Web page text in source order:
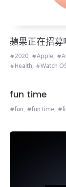
蘋果正在招
2020, Apple,
Health, Watch
fun time
fun, fun time,